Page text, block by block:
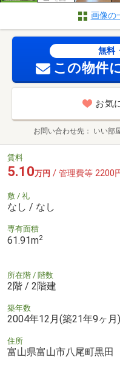
画像の
無料
この物件
お気
お問い合わせ先 いい部
賃料
5.10万円 / 管理費等 2200
敷 / 礼
なし / なし
専有面積
61.91m2
所在階 / 階数
2階 / 2階建
築年数
2004年12月(築21年9ヶ月)
住所
富山県富山市八尾町黒田